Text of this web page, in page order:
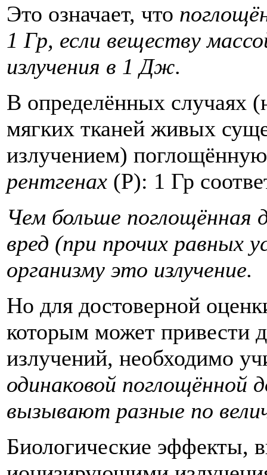
Это означает, что
1 Гр, если веществу
излучения в 1 Дж.
В определённых случаях
мягких тканей живых
излучением)
рентгенах (Р): 1 Гр
Чем больше поглощённая
вред (при прочих равных
организму это излучение.
Но для достоверной
которым может привести
излучений, необходимо
одинаковой поглощённой
вызывают разные по
Биологические